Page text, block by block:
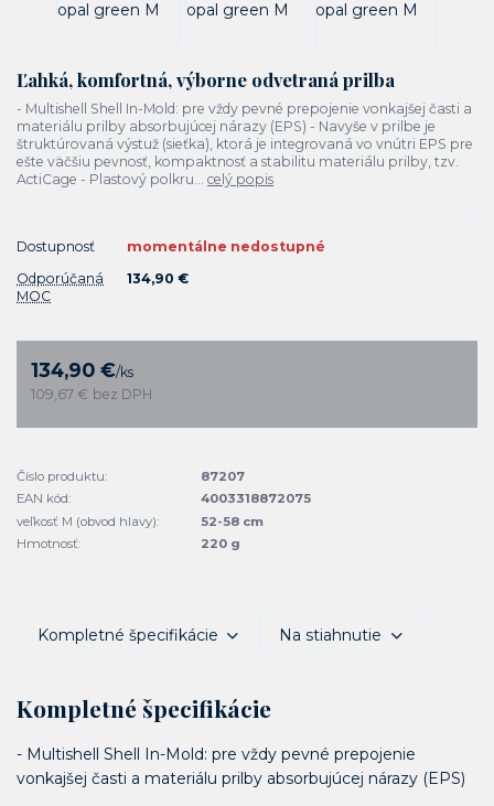
Ľahká, komfortná, výborne odvetraná prilba
- Multishell Shell In-Mold: pre vždy pevné prepojenie vonkajšej časti a
materiálu prilby absorbujúcej nárazy (EPS) - Navyše v prilbe je
štruktúrovaná výstuž (sieťka), ktorá je integrovaná vo vnútri EPS pre
ešte väčšiu pevnosť, kompaktnosť a stabilitu materiálu prilby, tzv.
ActiCage - Plastový polkru... celý popis
Dostupnosť
momentálne nedostupné
Odporúčaná
MOC
134,90 €
134,90 €/ks
109,67 € bez DPH
Číslo produktu:
87207
EAN kód:
4003318872075
veľkosť M (obvod hlavy):
52-58 cm
Hmotnosť:
220 g
Kompletné špecifikácie Na stiahnutie
Kompletné špecifikácie
- Multishell Shell In-Mold: pre vždy pevné prepojenie
vonkajšej časti a materiálu prilby absorbujúcej nárazy (EPS)